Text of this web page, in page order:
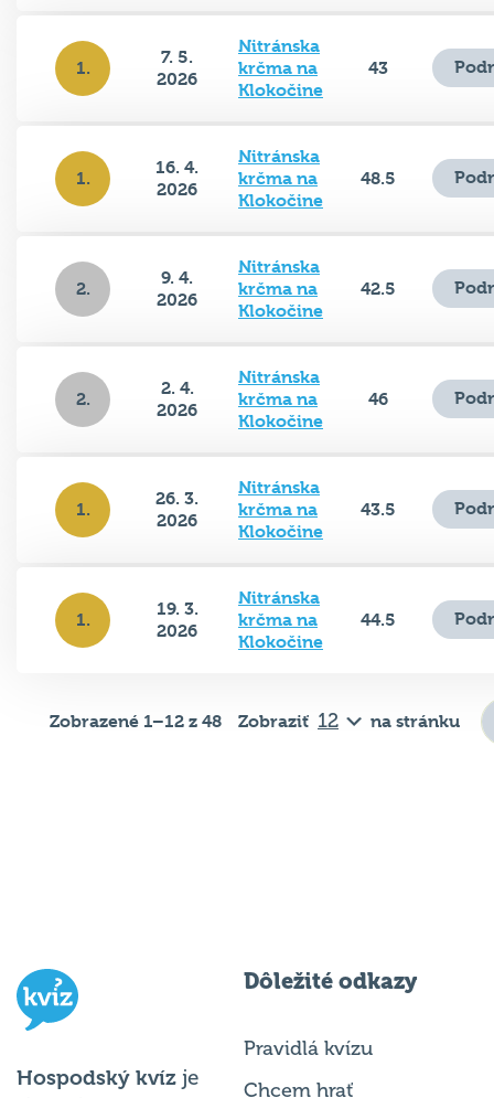
1.
7. 5.
2026
Nitránska
krčma na
Klokočine
43
1.
16. 4.
2026
Nitránska
krčma na
Klokočine
48.5
2.
9. 4.
2026
Nitránska
krčma na
Klokočine
42.5
2.
2. 4.
2026
Nitránska
krčma na
Klokočine
46
1.
26. 3.
2026
Nitránska
krčma na
Klokočine
43.5
1.
19. 3.
2026
Nitránska
krčma na
Klokočine
44.5
Zobrazené 1–12 z 48 Zobraziť na stránku
Hospodský kvíz je
Dôležité odkazy
Pravidlá kvízu
Chcem hrať